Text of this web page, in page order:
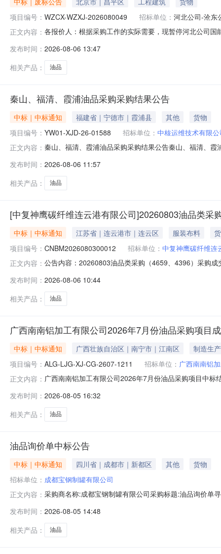
项目编号： WZCX-WZXJ-2026080049 招标单位： 河北公司-沧东
正文内容： 各报价人：根据采购工作的实际需要，现暂停河北公司
发布时间： 2026-08-06 13:47
相关产品：
油品
秦山、福清、霞浦油品采购采购结果公告
中标｜中标通知 福建省｜宁德市｜霞浦县 其他
货物
项目编号： YW01-XJD-26-01588 招标单位： 中核运维技术有限
正文内容： 秦山、福清、霞浦油品采购采购结果公告秦山、福清、
运维技术有限公司2026年08月06日
发布时间： 2026-08-06 11:57
相关产品：
油品
[中复神鹰碳纤维连云港有限公司]20260803油品类采
中标｜中标通知 江苏省｜连云港市｜连云区 服装布料
项目编号： CNBM2026080300012 招标单位： 中复神鹰碳纤维连
正文内容： 公告内容：20260803油品类采购（4659、4396）采购
发布时间： 2026-08-06 10:44
相关产品：
油品
广西南南铝加工有限公司2026年7月份油品采购项目
中标｜中标通知 广西壮族自治区｜南宁市｜江南区
制造生产
项目编号： ALG-LJG-XJ-CG-2607-1211 招标单位： 广西南南铝
正文内容： 广西南南铝加工有限公司2026年7月份油品采购项目中
工作日三、联系方式招标人：广西南南铝加工有限公司
发布时间： 2026-08-05 16:32
相关产品：
油品
油品询价单中标公告
中标｜中标通知 四川省｜成都市｜新都区 其他
货物
招标单位： 成都宝钢制罐有限公司
正文内容： 采购商名称:成都宝钢制罐有限公司采购标题:油品询价单
发布时间： 2026-08-05 14:48
相关产品：
油品